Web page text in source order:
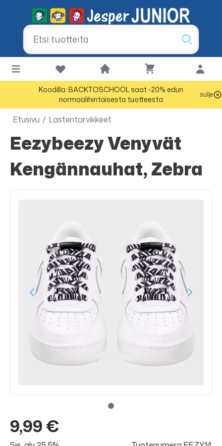
Koodilla: BACKTOSCHOOL saat -20% edun
normaalihintaisesta tuotteesta
sulje
Etusivu / Lastentarvikkeet
Eezybeezy Venyvät
Kengännauhat, Zebra
9,99 €